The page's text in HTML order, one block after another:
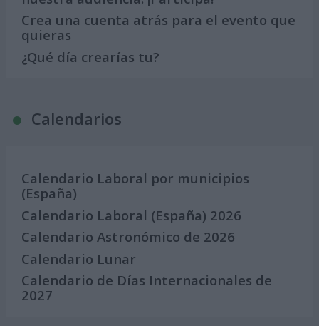
Crea una cuenta atrás para el evento que
quieras
¿Qué día crearías tu?
Calendarios
Calendario Laboral por municipios
(España)
Calendario Laboral (España) 2026
Calendario Astronómico de 2026
Calendario Lunar
Calendario de Días Internacionales de
2027